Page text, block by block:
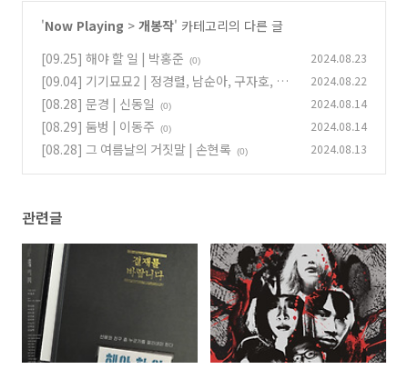
'Now Playing > 개봉작' 카테고리의 다른 글
[09.25] 해야 할 일 | 박홍준
(0) 2024.08.23
[09.04] 기기묘묘2 | 정경렬, 남순아, 구자호, 송
원찬, 정재희
(0)
2024.08.22
[08.28] 문경 | 신동일 (0) 2024.08.14
[08.29] 둠벙 | 이동주 (0) 2024.08.14
[08.28] 그 여름날의 거짓말 | 손현록 (0) 2024.08.13
관련글